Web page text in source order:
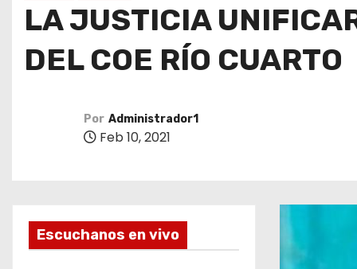
LA JUSTICIA
DEL COE RÍO CUARTO
Por Administrador1
Feb 10, 2021
Escuchanos en vivo